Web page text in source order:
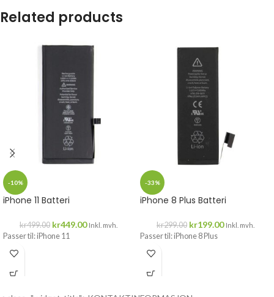
Related products
-10%
iPhone 11 Batteri
kr499.00 kr449.00 Inkl. mvh.
Passer til: iPhone 11
-33%
iPhone 8 Plus Batteri
kr299.00 kr199.00 Inkl. mvh.
Passer til: iPhone 8 Plus